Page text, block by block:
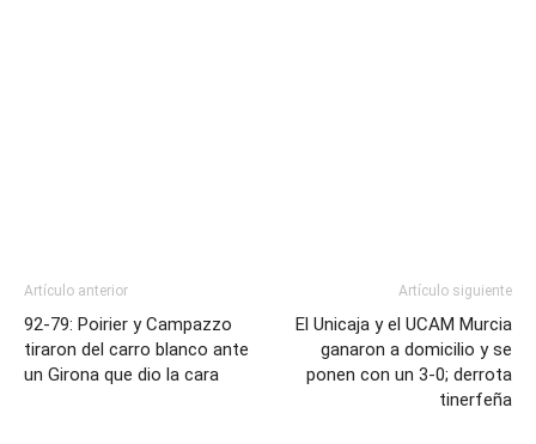
Artículo anterior
92-79: Poirier y Campazzo
tiraron del carro blanco ante
un Girona que dio la cara
Artículo siguiente
El Unicaja y el UCAM Murcia
ganaron a domicilio y se
ponen con un 3-0; derrota
tinerfeña